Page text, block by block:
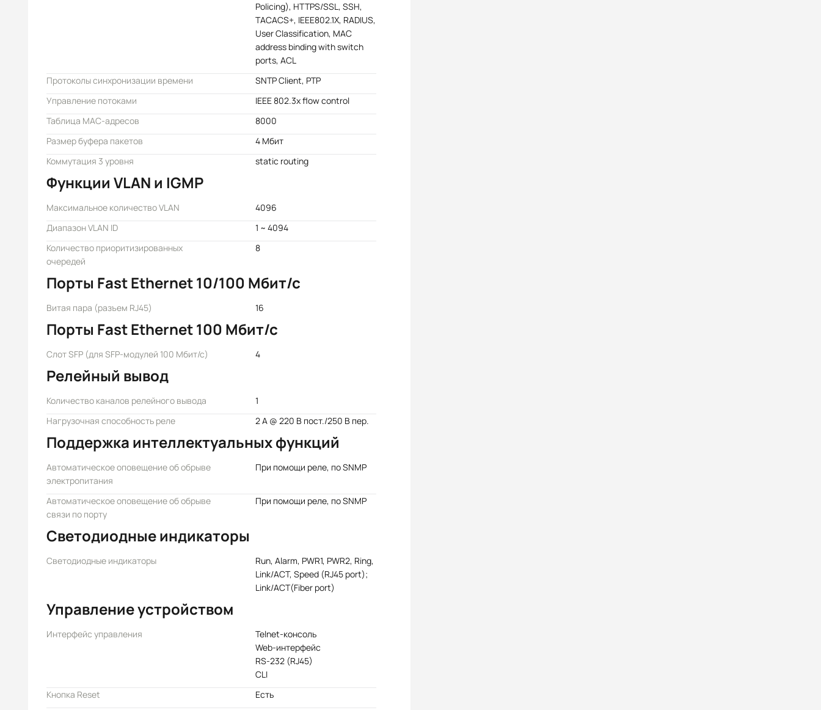
Policing), HTTPS/SSL, SSH,
TACACS+, IEEE802.1X, RADIUS,
User Classification, MAC
address binding with switch
ports, ACL
Протоколы синхронизации времени
SNTP Client, PTP
Управление потоками
IEEE 802.3x flow control
Таблица MAC-адресов
8000
Размер буфера пакетов
4 Мбит
Коммутация 3 уровня
static routing
Функции VLAN и IGMP
Максимальное количество VLAN
4096
Диапазон VLAN ID
1 ~ 4094
Количество приоритизированных
очередей
8
Порты Fast Ethernet 10/100 Мбит/с
Витая пара (разъем RJ45) 16
Порты Fast Ethernet 100 Мбит/с
Слот SFP (для SFP-модулей 100 Мбит/с) 4
Релейный вывод
Количество каналов релейного вывода
1
Нагрузочная способность реле
2 А @ 220 В пост./250 В пер.
Поддержка интеллектуальных функций
Автоматическое оповещение об обрыве
электропитания
При помощи реле, по SNMP
Автоматическое оповещение об обрыве
связи по порту
При помощи реле, по SNMP
Светодиодные индикаторы
Светодиодные индикаторы
Run, Alarm, PWR1, PWR2, Ring,
Link/ACT, Speed (RJ45 port);
Link/ACT(Fiber port)
Управление устройством
Интерфейс управления
Telnet-консоль
Web-интерфейс
RS-232 (RJ45)
CLI
Кнопка Reset
Есть